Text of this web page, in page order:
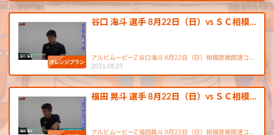
谷口 海斗 選手 8月22日（日）vs ＳＣ相模…
アルビムービーZ 谷口海斗 8月22日（日）相模原戦関連コ…
2021.08.23
福田 晃斗 選手 8月22日（日）vs ＳＣ相模…
アルビムービーZ 福田晃斗 8月22日（日）相模原戦関連コ…